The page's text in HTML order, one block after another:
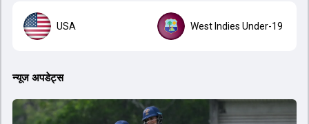
USA West Indies Under-19
न्यूज अपडेट्स